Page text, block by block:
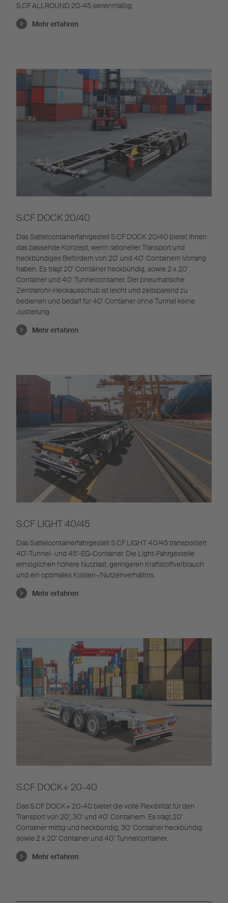
S.CF ALLROUND 20-45 serienmäßig.
Mehr erfahren
S.CF DOCK 20/40
Das Sattelcontainerfahrgestell S.CF DOCK 20/40 bietet Ihnen
das passende Konzept, wenn rationeller Transport und
heckbündiges Befördern von 20’ und 40’ Containern Vorrang
haben. Es trägt 20’ Container heckbündig, sowie 2 x 20’
Container und 40’ Tunnelcontainer. Der pneumatische
Zentralrohr-Heckausschub ist leicht und zeitsparend zu
bedienen und bedarf für 40’ Container ohne Tunnel keine
Justierung.
Mehr erfahren
S.CF LIGHT 40/45
Das Sattelcontainerfahrgestell S.CF LIGHT 40/45 transportiert
40‘-Tunnel- und 45‘-EG-Container. Die Light-Fahrgestelle
ermöglichen höhere Nutzlast, geringeren Kraftstoffverbrauch
und ein optimales Kosten-/Nutzenverhältnis.
Mehr erfahren
S.CF DOCK+ 20-40
Das S.CF DOCK+ 20-40 bietet die volle Flexibilität für den
Transport von 20’, 30’ und 40’ Containern. Es trägt 20’
Container mittig und heckbündig, 30’ Container heckbündig
sowie 2 x 20’ Container und 40’ Tunnelcontainer.
Mehr erfahren